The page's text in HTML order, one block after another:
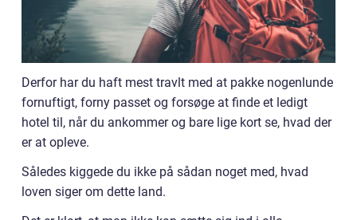
Derfor har du haft mest travlt med at pakke nogenlunde
fornuftigt, forny passet og forsøge at finde et ledigt
hotel til, når du ankommer og bare lige kort se, hvad der
er at opleve.
Således kiggede du ikke på sådan noget med, hvad
loven siger om dette land.